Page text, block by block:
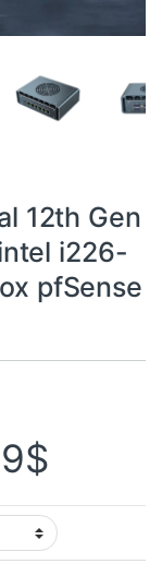
12th Gen
i226-
pfSense
$